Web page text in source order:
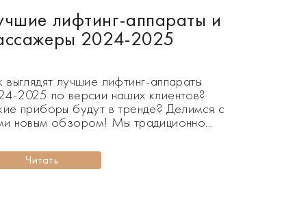
лифтинг-аппараты и
2024-2025
выглядят лучшие лифтинг-аппараты
2025 по версии наших клиентов?
приборы будут в тренде? Делимся с
новым обзором! Мы традиционно
Лучшие лифтинг-аппараты 2024-
– это приборы, которые пользуются
Читать